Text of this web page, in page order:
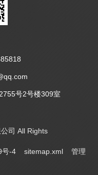
号2号楼309室
司 All Rights
号-4 sitemap.xml 管理